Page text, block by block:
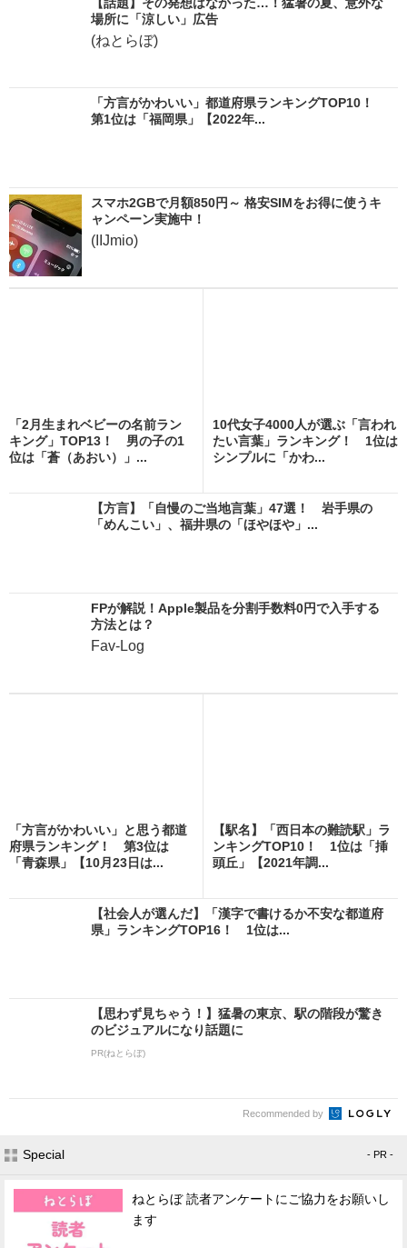
【話題】その発想はなかった…！猛暑の夏、意外な
場所に「涼しい」広告
(ねとらぼ)
「方言がかわいい」都道府県ランキングTOP10！
第1位は「福岡県」【2022年...
スマホ2GBで月額850円～ 格安SIMをお得に使うキ
ャンペーン実施中！
(IIJmio)
「2月生まれベビーの名前ラン
キング」TOP13！ 男の子の1
位は「蒼（あおい）」...
10代女子4000人が選ぶ「言われ
たい言葉」ランキング！ 1位は
シンプルに「かわ...
【方言】「自慢のご当地言葉」47選！ 岩手県の
「めんこい」、福井県の「ほやほや」...
FPが解説！Apple製品を分割手数料0円で入手する
方法とは？
Fav-Log
「方言がかわいい」と思う都道
府県ランキング！ 第3位は
「青森県」【10月23日は...
【駅名】「西日本の難読駅」ラ
ンキングTOP10！ 1位は「挿
頭丘」【2021年調...
【社会人が選んだ】「漢字で書けるか不安な都道府
県」ランキングTOP16！ 1位は...
【思わず見ちゃう！】猛暑の東京、駅の階段が驚き
のビジュアルになり話題に
PR(ねとらぼ)
Recommended by
Special - PR -
ねとらぼ 読者アンケートにご協力をお願いし
ます